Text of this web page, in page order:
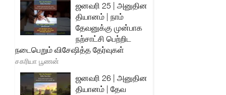
ஜனவரி 25 | அனுதின
தியானம் | நாம்
தேவனுக்கு முன்பாக
நற்சாட்சி பெற்றிட
நடைபெறும் விசேஷித்த தேர்வுகள்
சகரியா பூணன்
ஜனவரி 26 | அனுதின
தியானம் | தேவ